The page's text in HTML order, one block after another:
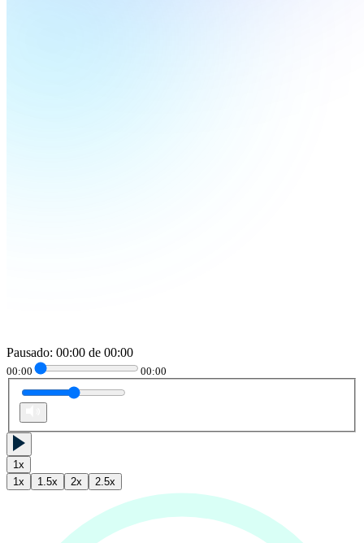
Pausado: 00:00 de 00:00
00:00 00:00
1x
1x 1.5x 2x 2.5x